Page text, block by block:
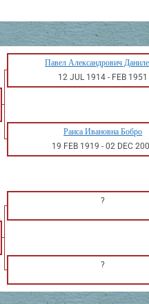
Павел Александрович
12 JUL 1914 - FEB 1951
Раиса Ивановна Бобро
19 FEB 1919 - 02 DEC
?
?